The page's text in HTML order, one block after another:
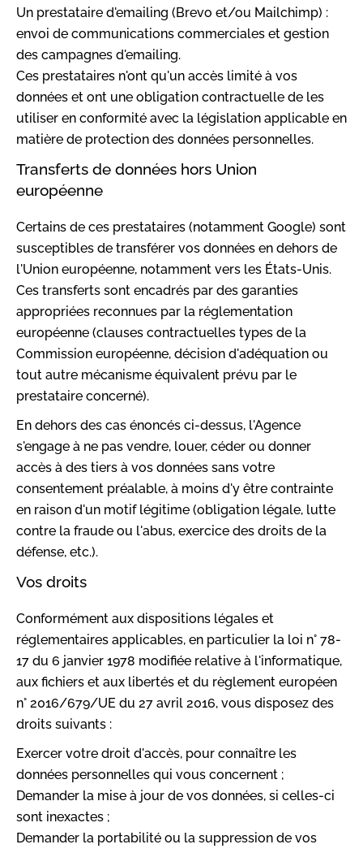
Un prestataire d'emailing (Brevo et/ou Mailchimp) :
envoi de communications commerciales et gestion
des campagnes d'emailing.
Ces prestataires n'ont qu'un accès limité à vos
données et ont une obligation contractuelle de les
utiliser en conformité avec la législation applicable en
matière de protection des données personnelles.
Transferts de données hors Union
européenne
Certains de ces prestataires (notamment Google) sont
susceptibles de transférer vos données en dehors de
l'Union européenne, notamment vers les États-Unis.
Ces transferts sont encadrés par des garanties
appropriées reconnues par la réglementation
européenne (clauses contractuelles types de la
Commission européenne, décision d'adéquation ou
tout autre mécanisme équivalent prévu par le
prestataire concerné).
En dehors des cas énoncés ci-dessus, l'Agence
s'engage à ne pas vendre, louer, céder ou donner
accès à des tiers à vos données sans votre
consentement préalable, à moins d'y être contrainte
en raison d'un motif légitime (obligation légale, lutte
contre la fraude ou l'abus, exercice des droits de la
défense, etc.).
Vos droits
Conformément aux dispositions légales et
réglementaires applicables, en particulier la loi n° 78-
17 du 6 janvier 1978 modifiée relative à l'informatique,
aux fichiers et aux libertés et du règlement européen
n° 2016/679/UE du 27 avril 2016, vous disposez des
droits suivants :
Exercer votre droit d'accès, pour connaître les
données personnelles qui vous concernent ;
Demander la mise à jour de vos données, si celles-ci
sont inexactes ;
Demander la portabilité ou la suppression de vos